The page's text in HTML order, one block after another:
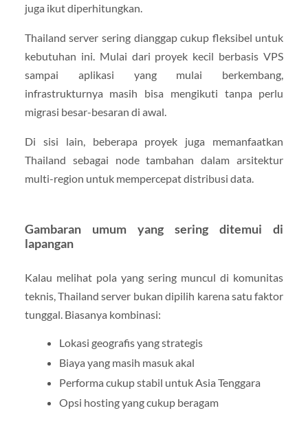
juga ikut diperhitungkan.
Thailand server sering dianggap cukup fleksibel untuk
kebutuhan ini. Mulai dari proyek kecil berbasis VPS
sampai aplikasi yang mulai berkembang,
infrastrukturnya masih bisa mengikuti tanpa perlu
migrasi besar-besaran di awal.
Di sisi lain, beberapa proyek juga memanfaatkan
Thailand sebagai node tambahan dalam arsitektur
multi-region untuk mempercepat distribusi data.
Gambaran umum yang sering ditemui di
lapangan
Kalau melihat pola yang sering muncul di komunitas
teknis, Thailand server bukan dipilih karena satu faktor
tunggal. Biasanya kombinasi:
Lokasi geografis yang strategis
Biaya yang masih masuk akal
Performa cukup stabil untuk Asia Tenggara
Opsi hosting yang cukup beragam